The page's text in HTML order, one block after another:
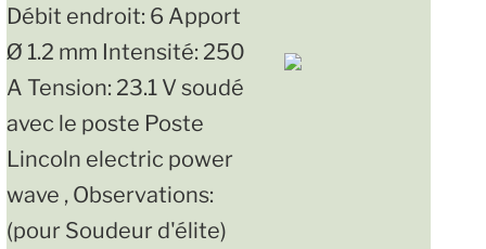
Débit endroit: 6 Apport
Ø 1.2 mm Intensité: 250
A Tension: 23.1 V soudé
avec le poste Poste
Lincoln electric power
wave , Observations:
(pour Soudeur d'élite)